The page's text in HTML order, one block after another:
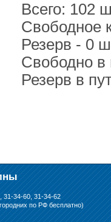
Всего: 102
Свободное
Резерв - 0
Свободно в
Резерв в
31-34-60, 31-34-62
по РФ бесплатно)